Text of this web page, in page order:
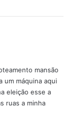
mansão
um máquina aqui
eleição esse a
ruas a minha